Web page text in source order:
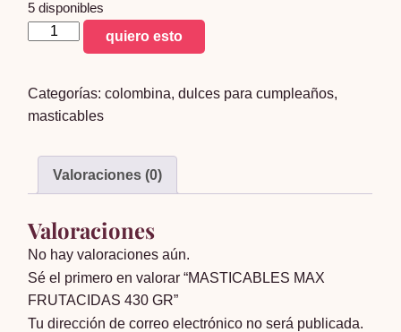
5 disponibles
MASTICABLES
430
GR
quiero esto
Categorías:colombina,dulces para cumpleaños,
masticables
Valoraciones (0)
Valoraciones
No hay valoraciones aún.
Sé el primero en valorar “MASTICABLES MAX
FRUTACIDAS 430 GR”
Tu dirección de correo electrónico no será publicada.